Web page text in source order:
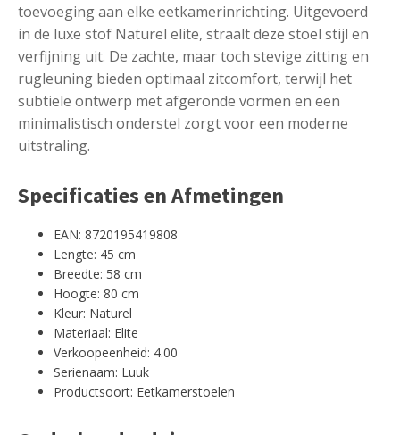
toevoeging aan elke eetkamerinrichting. Uitgevoerd
in de luxe stof Naturel elite, straalt deze stoel stijl en
verfijning uit. De zachte, maar toch stevige zitting en
rugleuning bieden optimaal zitcomfort, terwijl het
subtiele ontwerp met afgeronde vormen en een
minimalistisch onderstel zorgt voor een moderne
uitstraling.
Specificaties en Afmetingen
EAN: 8720195419808
Lengte: 45 cm
Breedte: 58 cm
Hoogte: 80 cm
Kleur: Naturel
Materiaal: Elite
Verkoopeenheid: 4.00
Serienaam: Luuk
Productsoort: Eetkamerstoelen